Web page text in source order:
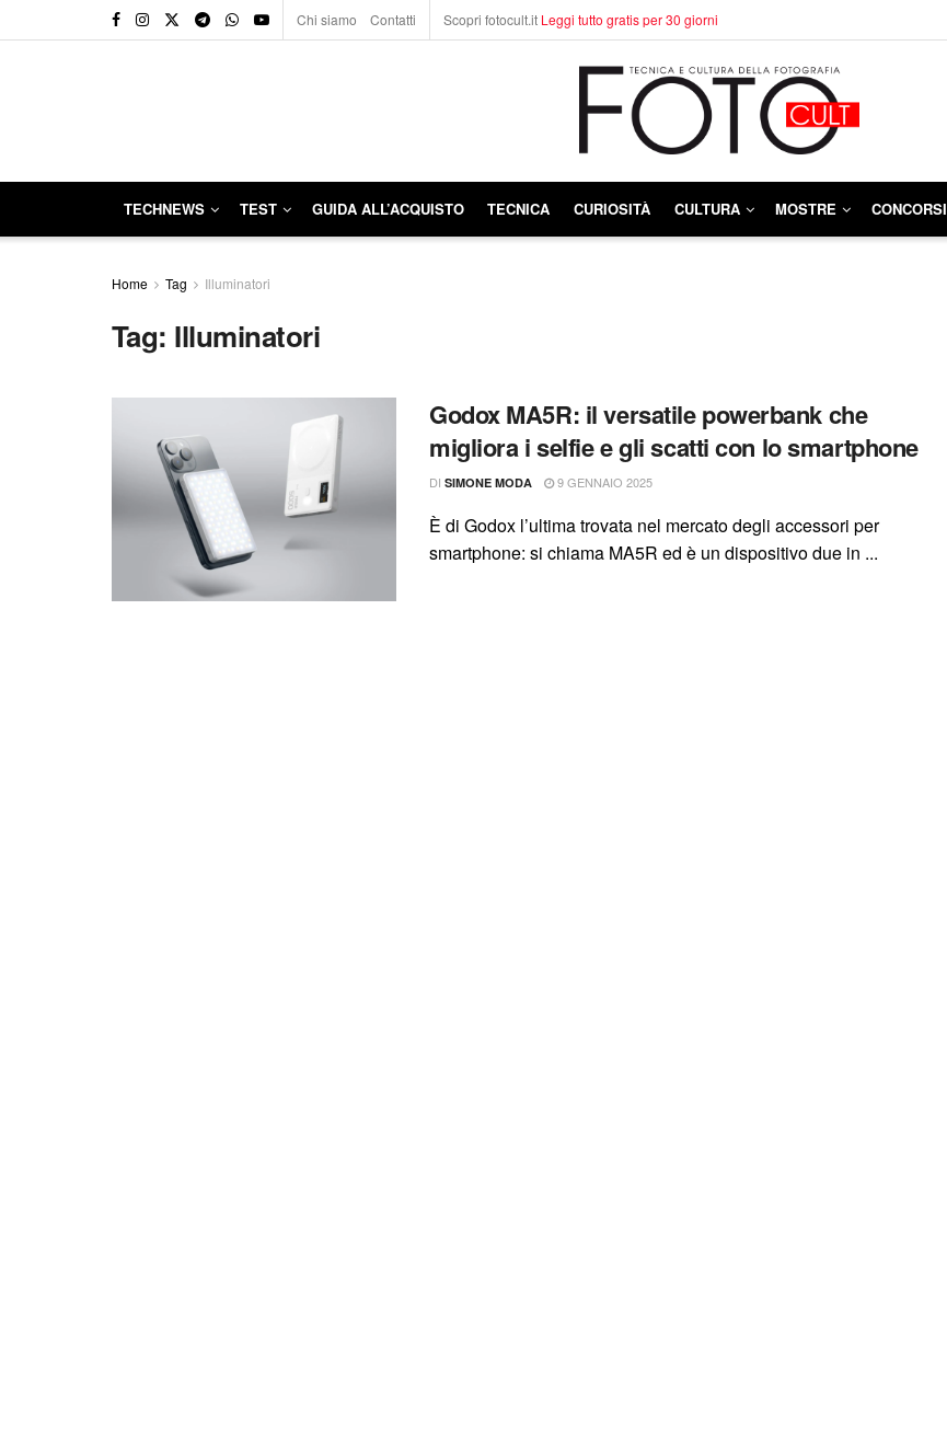
Chi siamo Contatti Scopri fotocult.it Leggi tutto gratis per 30 giorni
TECHNEWS TEST GUIDA ALL’ACQUISTO TECNICA CURIOSITÀ CULTURA MOSTRE CONCORSI
Home Tag Illuminatori
Tag: Illuminatori
Godox MA5R: il versatile powerbank che
migliora i selfie e gli scatti con lo smartphone
DI SIMONE MODA 9 GENNAIO 2025
È di Godox l’ultima trovata nel mercato degli accessori per
smartphone: si chiama MA5R ed è un dispositivo due in ...